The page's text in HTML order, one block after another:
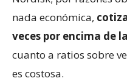
nada económica,
veces por encima de
cuanto a ratios sobre
es costosa.